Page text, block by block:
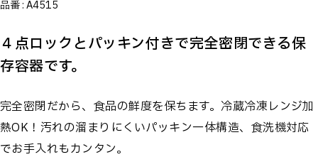
品番 :A4515
４点ロックとパッキン付きで完全密閉できる保
存容器です。
完全密閉だから、食品の鮮度を保ちます。冷蔵冷凍レンジ加
熱OK！汚れの溜まりにくいパッキン一体構造、食洗機対応
でお手入れもカンタン。